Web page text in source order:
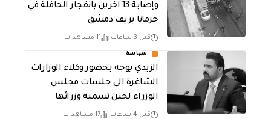
وإصابة 13 اخرين بانفجار الحافلة في
جرمانا بريف دمشق
قبل 3 ساعات 11 مشاهدات
سياسة
الزيدي يوجه بحضور وكلاء الوزارات
الشاغرة الى جلسات مجلس
الوزراء لحين تسمية وزرائها
قبل 4 ساعات 17 مشاهدات